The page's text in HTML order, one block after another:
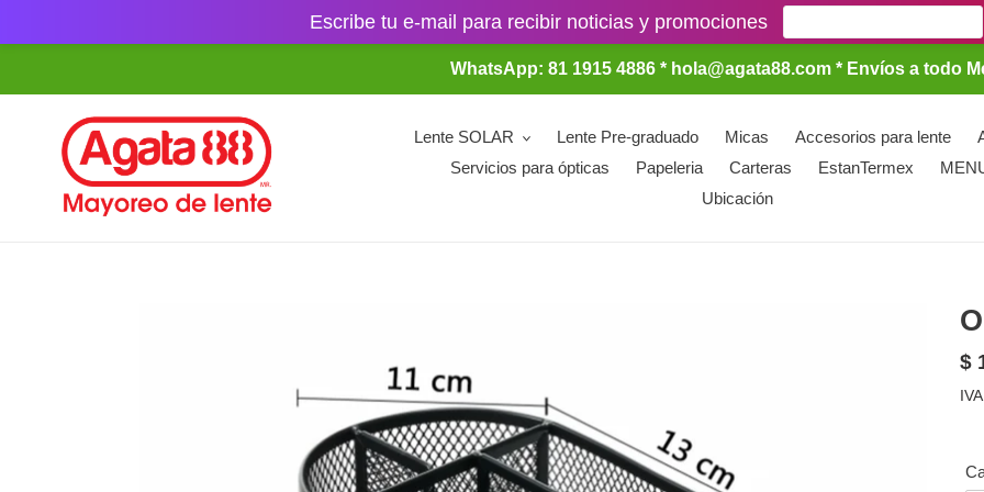
Escribe tu e-mail para recibir noticias y promociones
contenido
WhatsApp: 81 1915 4886 * hola@agata88.com * Envíos a todo
Lente SOLAR Lente Pre-graduado Micas Accesorios para lente
Servicios para ópticas
Papeleria Carteras EstanTermex
Ubicación
$